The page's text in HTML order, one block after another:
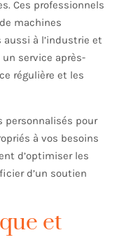
Ces professionnels
machines
aussi à l’industrie et
service après-
régulière et les
personnalisés pour
à vos besoins
d’optimiser les
d’un soutien
et